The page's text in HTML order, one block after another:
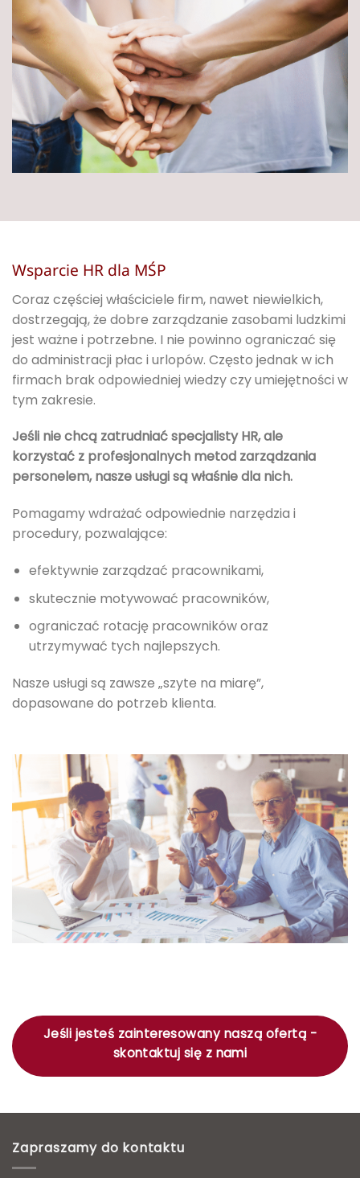
Wsparcie HR dla MŚP
Coraz częściej właściciele firm, nawet niewielkich,
dostrzegają, że dobre zarządzanie zasobami ludzkimi
jest ważne i potrzebne. I nie powinno ograniczać się
do administracji płac i urlopów. Często jednak w ich
firmach brak odpowiedniej wiedzy czy umiejętności w
tym zakresie.
Jeśli nie chcą zatrudniać specjalisty HR, ale
korzystać z profesjonalnych metod zarządzania
personelem, nasze usługi są właśnie dla nich.
Pomagamy wdrażać odpowiednie narzędzia i
procedury, pozwalające:
efektywnie zarządzać pracownikami,
skutecznie motywować pracowników,
ograniczać rotację pracowników oraz
utrzymywać tych najlepszych.
Nasze usługi są zawsze „szyte na miarę”,
dopasowane do potrzeb klienta.
Jeśli jesteś zainteresowany naszą ofertą -
skontaktuj się z nami
Zapraszamy do kontaktu